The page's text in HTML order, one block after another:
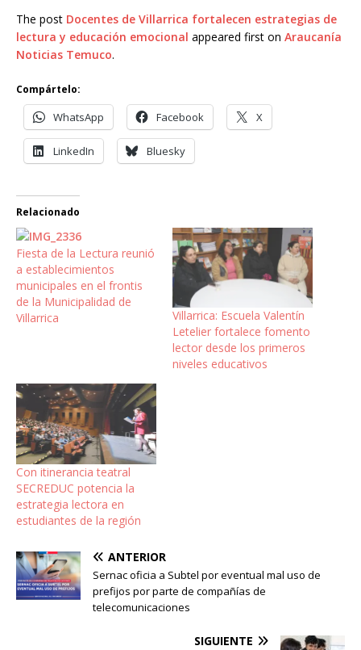
The post Docentes de Villarrica fortalecen estrategias de
lectura y educación emocional appeared first on Araucanía
Noticias Temuco.
Compártelo:
WhatsApp Facebook X
LinkedIn Bluesky
Relacionado
Fiesta de la Lectura reunió
a establecimientos
municipales en el frontis
de la Municipalidad de
Villarrica
Villarrica: Escuela Valentín
Letelier fortalece fomento
lector desde los primeros
niveles educativos
Con itinerancia teatral
SECREDUC potencia la
estrategia lectora en
estudiantes de la región
ANTERIOR
Sernac oficia a Subtel por eventual mal uso de
prefijos por parte de compañías de
telecomunicaciones
SIGUIENTE